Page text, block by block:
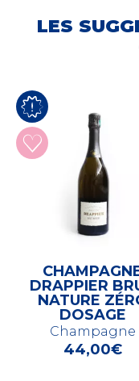
LES
DRAPPIER
NATURE
DOSAGE
Champagne
44,00€